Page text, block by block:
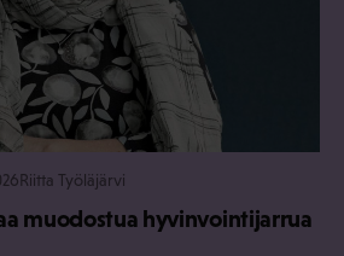
Riitta Työläjärvi
muodostua hyvinvointijarrua